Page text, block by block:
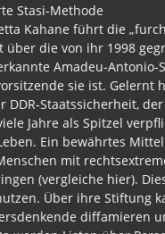
Stasi-Methode
Kahane führt die
über die von ihr 1998
Amadeu-Antonio-
sie ist. Gelernt
DDR-Staatssicherheit,
Jahre als Spitzel
Ein bewährtes
mit
(vergleiche hier).
Über ihre Stiftung
diffamieren